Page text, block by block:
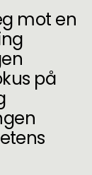
mot en
på